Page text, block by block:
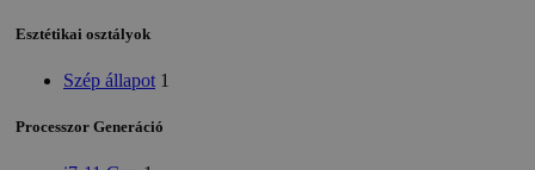
Esztétikai osztályok
Szép állapot 1
Processzor Generáció